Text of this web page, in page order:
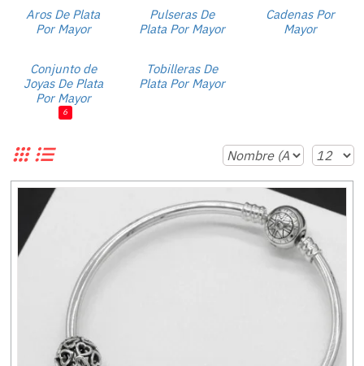
Aros De Plata
Por Mayor
Pulseras De
Plata Por Mayor
Cadenas Por
Mayor
Conjunto de
Joyas De Plata
Por Mayor
6
Tobilleras De
Plata Por Mayor